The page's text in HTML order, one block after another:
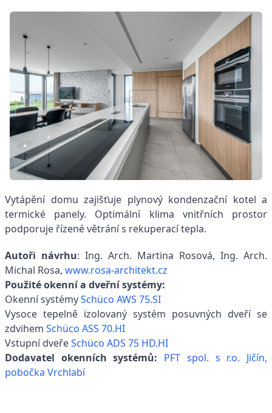
Vytápění domu zajišťuje plynový kondenzační kotel a
termické panely. Optimální klima vnitřních prostor
podporuje řízené větrání s rekuperací tepla.
Autoři návrhu: Ing. Arch. Martina Rosová, Ing. Arch.
Michal Rosa, www.rosa-architekt.cz
Použité okenní a dveřní systémy:
Okenní systémySchüco AWS 75.SI
Vysoce tepelně izolovaný systém posuvných dveří se
zdvihem Schüco ASS 70.HI
Vstupní dveřeSchüco ADS 75 HD.HI
Dodavatel okenních systémů: PFT spol. s r.o. Jičín,
pobočka Vrchlabí